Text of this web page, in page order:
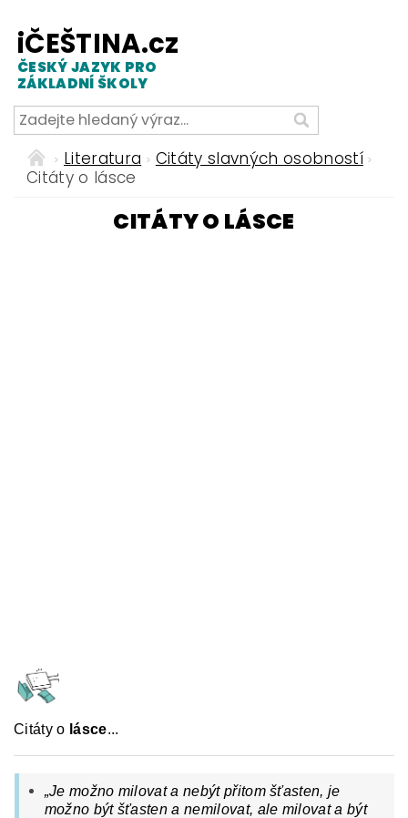
iČEŠTINA.cz
ČESKÝ JAZYK PRO
ZÁKLADNÍ ŠKOLY
Literatura
Citáty slavných osobností
Citáty o lásce
CITÁTY O LÁSCE
Citáty o lásce...
„Je možno milovat a nebýt přitom šťasten, je
možno být šťasten a nemilovat, ale milovat a být